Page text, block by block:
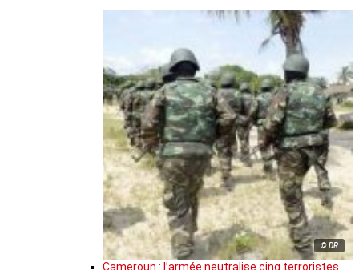
© DR
Cameroun : l’armée neutralise cinq terroristes